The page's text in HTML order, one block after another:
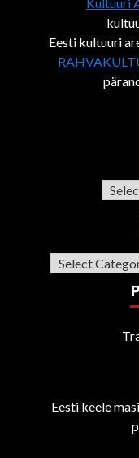
Eesti kultuuri
Categories
Eesti keele